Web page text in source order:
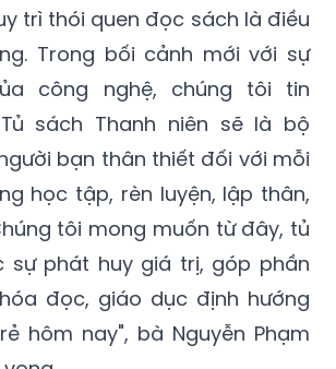
trì thói quen đọc sách là điều
Trong bối cảnh mới với sự
công nghệ, chúng tôi tin
sách Thanh niên sẽ là bộ
bạn thân thiết đối với mỗi
học tập, rèn luyện, lập thân,
tôi mong muốn từ đây, tủ
sự phát huy giá trị, góp phần
đọc, giáo dục định hướng
hôm nay", bà Nguyễn Phạm